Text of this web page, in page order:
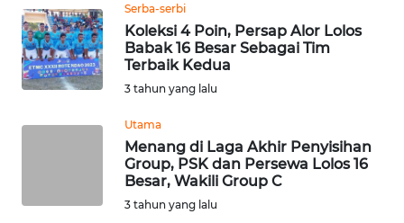
Serba-serbi
Koleksi 4 Poin, Persap Alor Lolos
Babak 16 Besar Sebagai Tim
Terbaik Kedua
3 tahun yang lalu
Utama
Menang di Laga Akhir Penyisihan
Group, PSK dan Persewa Lolos 16
Besar, Wakili Group C
3 tahun yang lalu
DISCLAIMER
Wahana
News